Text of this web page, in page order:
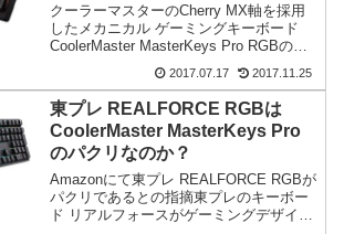
おすすめ
クーラーマスターのCherry MX軸を採用
したメカニカル ゲーミングキーボード
CoolerMaster MasterKeys Pro RGBの紹
介です。クーラーマスターの製品ページ
はこちらです。紹介ビデオはこちらです
RGBによる発色が特徴...
2017.07.17 2017.11.25
東プレ REALFORCE RGBは
CoolerMaster MasterKeys Pro
のパクリなのか？
Amazonにて東プレ REALFORCE RGBが
パクリであるとの指摘東プレのキーボー
ド リアルフォースがゲーミングデザイン